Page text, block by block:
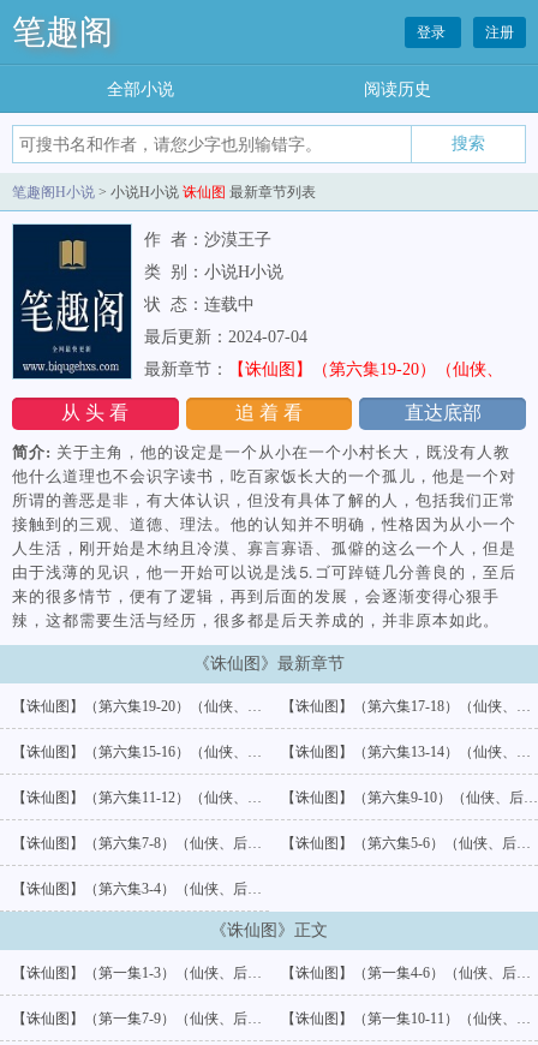
笔趣阁 登录 注册
全部小说 阅读历史
笔趣阁H小说 > 小说H小说 诛仙图 最新章节列表
作 者：沙漠王子
类 别：小说H小说
状 态：连载中
从 头 看 追 着 看 直达底部
最后更新：2024-07-04
最新章节：
【诛仙图】（第六集19-20）（仙侠、
后宫）
简介: 关于主角，他的设定是一个从小在一个小村长大，既没有人教
他什么道理也不会识字读书，吃百家饭长大的一个孤儿，他是一个对
所谓的善恶是非，有大体认识，但没有具体了解的人，包括我们正常
接触到的三观、道德、理法。他的认知并不明确，性格因为从小一个
人生活，刚开始是木纳且冷漠、寡言寡语、孤僻的这么一个人，但是
由于浅薄的见识，他一开始可以说是浅⒌ゴ可踔链几分善良的，至后
来的很多情节，便有了逻辑，再到后面的发展，会逐渐变得心狠手
辣，这都需要生活与经历，很多都是后天养成的，并非原本如此。
《诛仙图》最新章节
【诛仙图】（第六集19-20）（仙侠、后宫） 【诛仙图】（第六集17-18）（仙侠、后宫）
【诛仙图】（第六集15-16）（仙侠、后宫） 【诛仙图】（第六集13-14）（仙侠、后宫）
【诛仙图】（第六集11-12）（仙侠、后宫） 【诛仙图】（第六集9-10）（仙侠、后宫）
【诛仙图】（第六集7-8）（仙侠、后宫） 【诛仙图】（第六集5-6）（仙侠、后宫）
【诛仙图】（第六集3-4）（仙侠、后宫）
《诛仙图》正文
【诛仙图】（第一集1-3）（仙侠、后宫） 【诛仙图】（第一集4-6）（仙侠、后宫）
【诛仙图】（第一集7-9）（仙侠、后宫） 【诛仙图】（第一集10-11）（仙侠、后宫）